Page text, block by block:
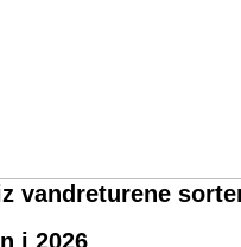
vandreturene
i 2026